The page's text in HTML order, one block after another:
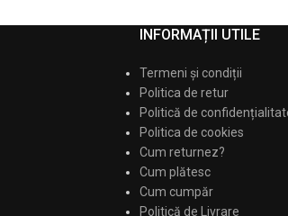
INFORMAȚII UTILE
Termeni și condiții
Politica de retur
Politică de
Politica de cookies
Cum returnez?
Cum plătesc
Cum cumpăr
Politică de Livrare